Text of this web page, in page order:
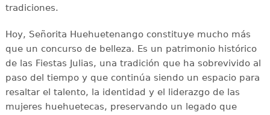
tradiciones.
Hoy, Señorita Huehuetenango constituye mucho más
que un concurso de belleza. Es un patrimonio histórico
de las Fiestas Julias, una tradición que ha sobrevivido al
paso del tiempo y que continúa siendo un espacio para
resaltar el talento, la identidad y el liderazgo de las
mujeres huehuetecas, preservando un legado que